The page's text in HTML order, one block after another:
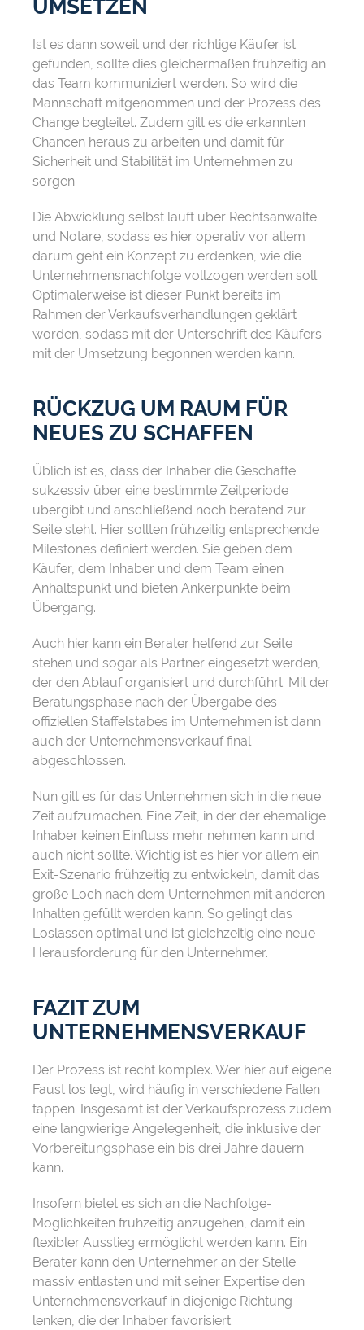
UMSETZEN
Ist es dann soweit und der richtige Käufer ist
gefunden, sollte dies gleichermaßen frühzeitig an
das Team kommuniziert werden. So wird die
Mannschaft mitgenommen und der Prozess des
Change begleitet. Zudem gilt es die erkannten
Chancen heraus zu arbeiten und damit für
Sicherheit und Stabilität im Unternehmen zu
sorgen.
Die Abwicklung selbst läuft über Rechtsanwälte
und Notare, sodass es hier operativ vor allem
darum geht ein Konzept zu erdenken, wie die
Unternehmensnachfolge vollzogen werden soll.
Optimalerweise ist dieser Punkt bereits im
Rahmen der Verkaufsverhandlungen geklärt
worden, sodass mit der Unterschrift des Käufers
mit der Umsetzung begonnen werden kann.
RÜCKZUG UM RAUM FÜR
NEUES ZU SCHAFFEN
Üblich ist es, dass der Inhaber die Geschäfte
sukzessiv über eine bestimmte Zeitperiode
übergibt und anschließend noch beratend zur
Seite steht. Hier sollten frühzeitig entsprechende
Milestones definiert werden. Sie geben dem
Käufer, dem Inhaber und dem Team einen
Anhaltspunkt und bieten Ankerpunkte beim
Übergang.
Auch hier kann ein Berater helfend zur Seite
stehen und sogar als Partner eingesetzt werden,
der den Ablauf organisiert und durchführt. Mit der
Beratungsphase nach der Übergabe des
offiziellen Staffelstabes im Unternehmen ist dann
auch der Unternehmensverkauf final
abgeschlossen.
Nun gilt es für das Unternehmen sich in die neue
Zeit aufzumachen. Eine Zeit, in der der ehemalige
Inhaber keinen Einfluss mehr nehmen kann und
auch nicht sollte. Wichtig ist es hier vor allem ein
Exit-Szenario frühzeitig zu entwickeln, damit das
große Loch nach dem Unternehmen mit anderen
Inhalten gefüllt werden kann. So gelingt das
Loslassen optimal und ist gleichzeitig eine neue
Herausforderung für den Unternehmer.
FAZIT ZUM
UNTERNEHMENSVERKAUF
Der Prozess ist recht komplex. Wer hier auf eigene
Faust los legt, wird häufig in verschiedene Fallen
tappen. Insgesamt ist der Verkaufsprozess zudem
eine langwierige Angelegenheit, die inklusive der
Vorbereitungsphase ein bis drei Jahre dauern
kann.
Insofern bietet es sich an die Nachfolge-
Möglichkeiten frühzeitig anzugehen, damit ein
flexibler Ausstieg ermöglicht werden kann. Ein
Berater kann den Unternehmer an der Stelle
massiv entlasten und mit seiner Expertise den
Unternehmensverkauf in diejenige Richtung
lenken, die der Inhaber favorisiert.